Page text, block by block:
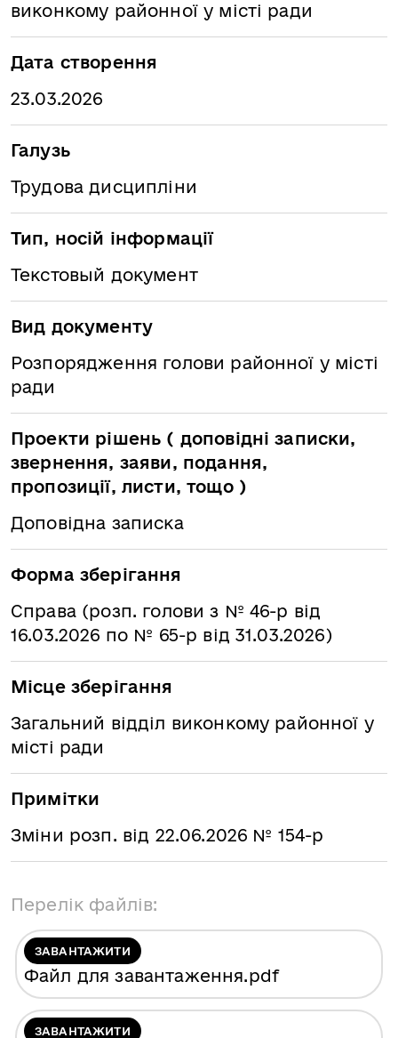
виконкому районної у місті ради
Дата створення
23.03.2026
Галузь
Трудова дисципліни
Тип, носій інформації
Текстовый документ
Вид документу
Розпорядження голови районної у місті
ради
Проекти рішень ( доповідні записки,
звернення, заяви, подання,
пропозиції, листи, тощо )
Доповідна записка
Форма зберігання
Справа (розп. голови з № 46-р від
16.03.2026 по № 65-р від 31.03.2026)
Місце зберігання
Загальний відділ виконкому районної у
місті ради
Примітки
Зміни розп. від 22.06.2026 № 154-р
Перелік файлів:
ЗАВАНТАЖИТИ
Файл для завантаження.pdf
ЗАВАНТАЖИТИ